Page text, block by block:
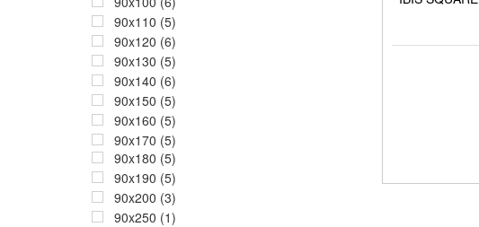
90x110 (5)
90x120 (6)
90x130 (5)
90x140 (6)
90x150 (5)
90x160 (5)
90x170 (5)
90x180 (5)
90x190 (5)
90x200 (3)
90x250 (1)